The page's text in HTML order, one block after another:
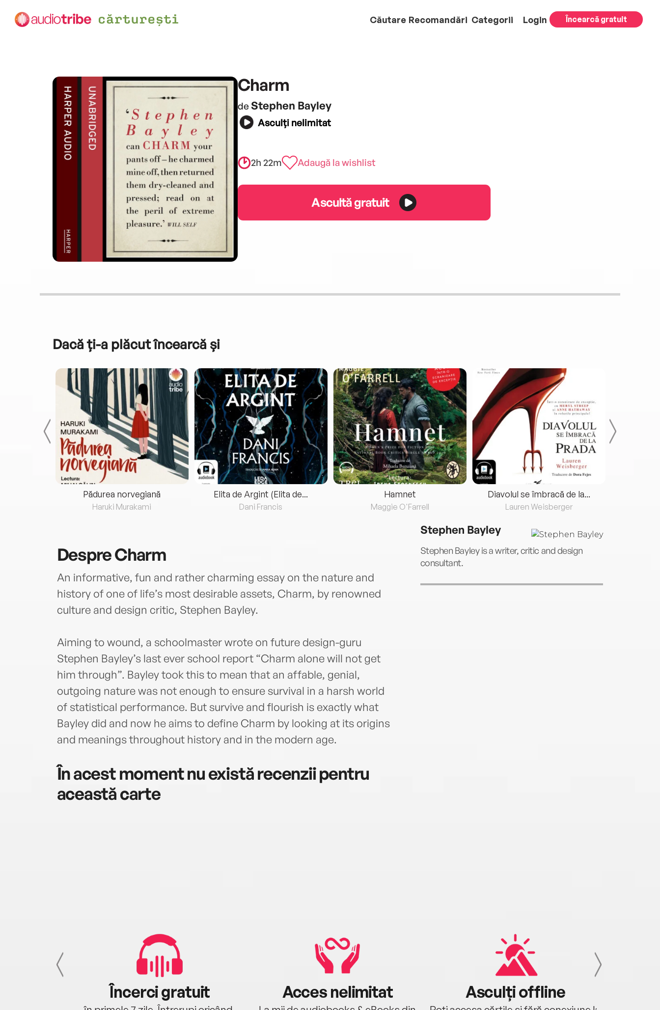
Căutare Recomandări Categorii Login Încearcă gratuit
Charm
de Stephen Bayley
Asculți nelimitat
2h 22m Adaugă la wishlist
Ascultă gratuit
Dacă ți-a plăcut încearcă și
Pădurea norvegiană
Haruki Murakami
Elita de Argint (Elita de...
Dani Francis
Hamnet
Maggie O'Farrell
Diavolul se îmbracă de la...
Lauren Weisberger
DespreCharm
An informative, fun and rather charming essay on the nature and
history of one of life’s most desirable assets, Charm, by renowned
culture and design critic, Stephen Bayley.
Aiming to wound, a schoolmaster wrote on future design-guru
Stephen Bayley’s last ever school report “Charm alone will not get
him through”. Bayley took this to mean that an affable, genial,
outgoing nature was not enough to ensure survival in a harsh world
of statistical performance. But survive and flourish is exactly what
Bayley did and now he aims to define Charm by looking at its origins
and meanings throughout history and in the modern age.
În acest moment nu există recenzii pentru
această carte
Stephen Bayley
Stephen Bayley is a writer, critic and design
consultant.
Încerci gratuit Acces nelimitat Asculți offline